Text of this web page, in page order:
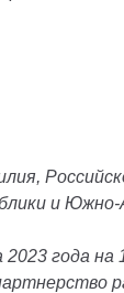
и
года